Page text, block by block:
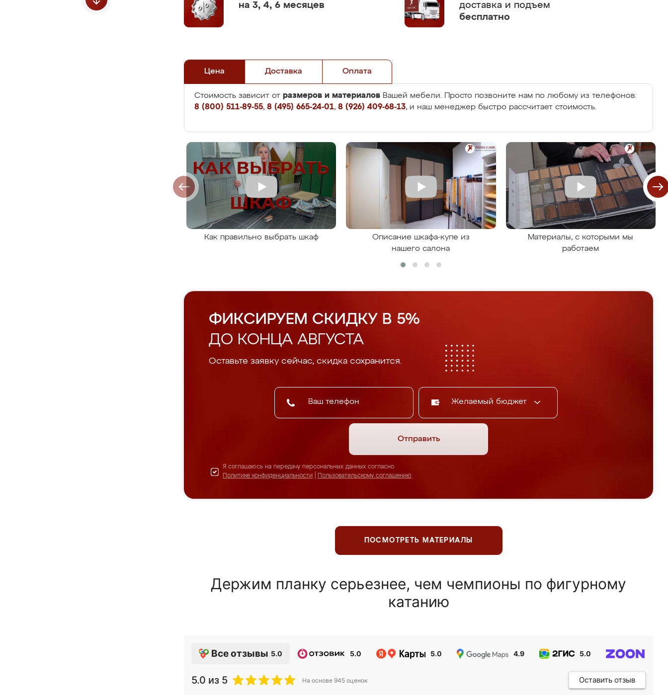
на 3, 4, 6 месяцев
доставка и подъем
бесплатно
Цена Доставка Оплата
Стоимость зависит от размеров и материалов Вашей мебели. Просто позвоните нам по любому из телефонов:
8 (800) 511-89-55, 8 (495) 665-24-01, 8 (926) 409-68-13, и наш менеджер быстро рассчитает стоимость.
Как правильно выбрать шкаф
Описание шкафа-купе из
нашего салона
Материалы, с которыми мы
работаем
ФИКСИРУЕМ СКИДКУ В 5%
ДО КОНЦА АВГУСТА
Оставьте заявку сейчас, скидка сохранится.
Желаемый бюджет
Отправить
Я соглашаюсь на передачу персональных данных согласно
Политике конфиденциальности
Пользовательскому соглашению
ПОСМОТРЕТЬ МАТЕРИАЛЫ
Держим планку серьезнее, чем чемпионы по фигурному
катанию
Все отзывы 5.0 5.0 5.0 4.9 5.0
5.0 из 5 На основе 945 оценок Оставить отзыв